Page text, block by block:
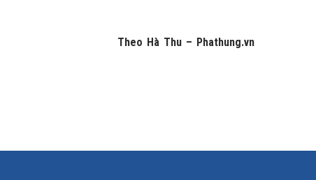
Theo Hà Thu – Phathung.vn